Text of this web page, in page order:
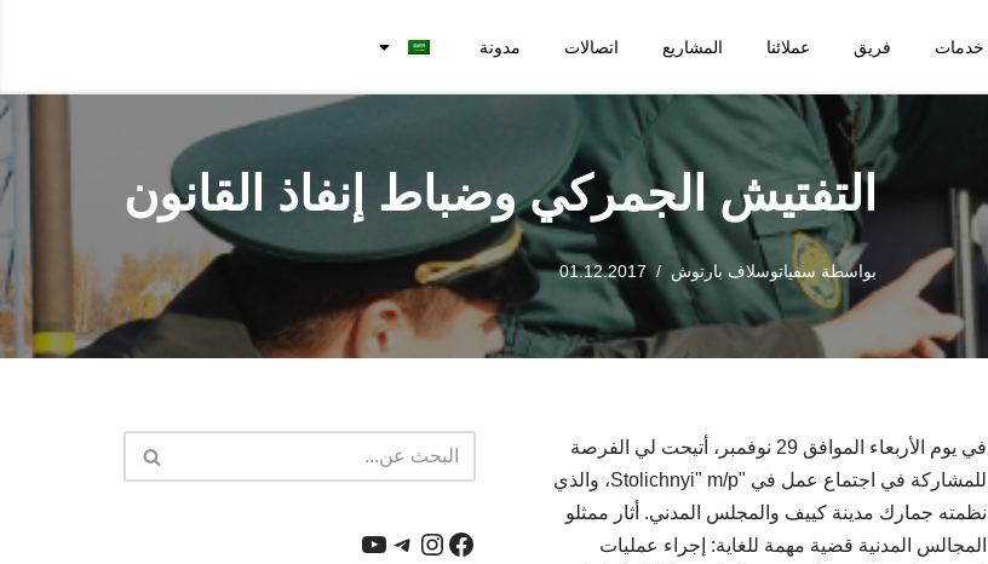
خدمات فريق عملائنا المشاريع اتصالات مدونة
التفتيش الجمركي وضباط إنفاذ القانون
بواسطةسفياتوسلاف بارتوش 01.12.2017
في يوم الأربعاء الموافق 29 نوفمبر، أتيحت لي الفرصة
للمشاركة في اجتماع عمل في "Stolichnyi" m/p، والذي
نظمته جمارك مدينة كييف والمجلس المدني. أثار ممثلو
المجالس المدنية قضية مهمة للغاية: إجراء عمليات